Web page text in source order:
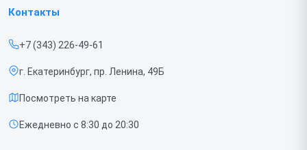
Срочный ремонт
Доставка и способы оплаты
Диагностика
Контакты
Телефонов
Контакты
+7 (343) 226-49-61
г. Екатеринбург, пр. Ленина, 49Б
Посмотреть на карте
Ежедневно с 8:30 до 20:30